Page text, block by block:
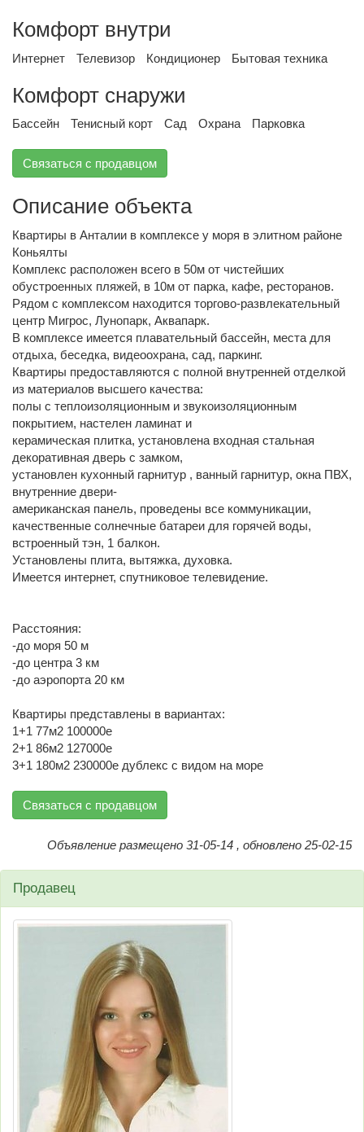
Комфорт внутри
Интернет Телевизор Кондиционер Бытовая техника
Комфорт снаружи
Бассейн Тенисный корт Сад Охрана Парковка
Связаться с продавцом
Описание объекта
Квартиры в Анталии в комплексе у моря в элитном районе
Коньялты
Комплекс расположен всего в 50м от чистейших
обустроенных пляжей, в 10м от парка, кафе, ресторанов.
Рядом с комплексом находится торгово-развлекательный
центр Мигрос, Лунопарк, Аквапарк.
В комплексе имеется плавательный бассейн, места для
отдыха, беседка, видеоохрана, сад, паркинг.
Квартиры предоставляются с полной внутренней отделкой
из материалов высшего качества:
полы с теплоизоляционным и звукоизоляционным
покрытием, настелен ламинат и
керамическая плитка, установлена входная стальная
декоративная дверь с замком,
установлен кухонный гарнитур , ванный гарнитур, окна ПВХ,
внутренние двери-
американская панель, проведены все коммуникации,
качественные солнечные батареи для горячей воды,
встроенный тэн, 1 балкон.
Установлены плита, вытяжка, духовка.
Имеется интернет, спутниковое телевидение.
Расстояния:
-до моря 50 м
-до центра 3 км
-до аэропорта 20 км
Квартиры представлены в вариантах:
1+1 77м2 100000е
2+1 86м2 127000е
3+1 180м2 230000е дублекс с видом на море
Связаться с продавцом
Объявление размещено 31-05-14 , обновлено 25-02-15
Продавец